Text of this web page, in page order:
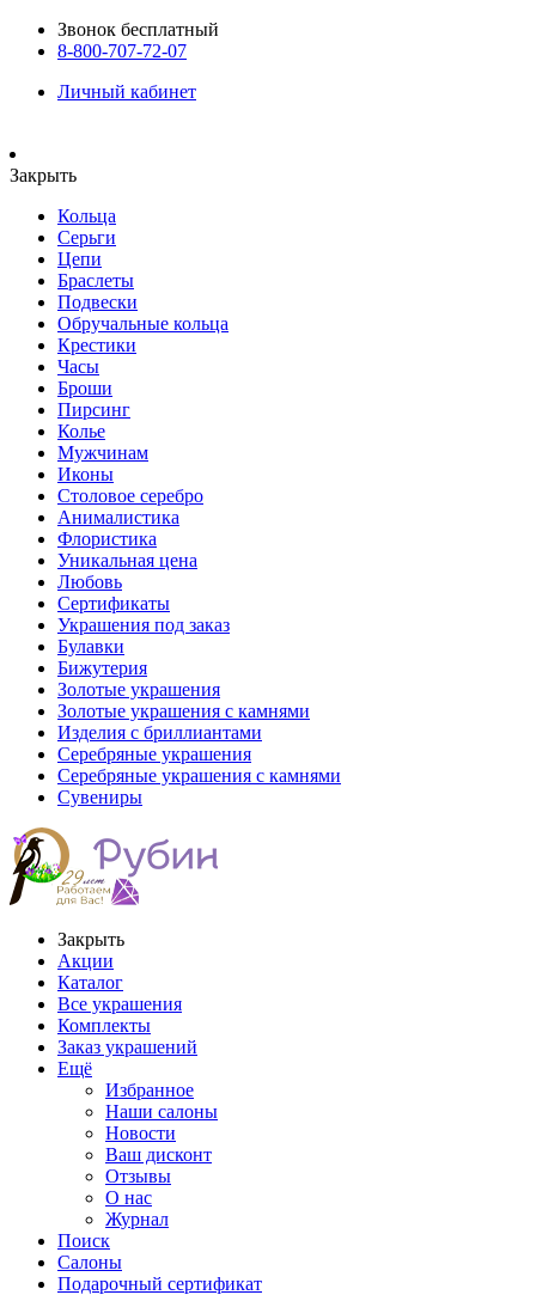
Звонок бесплатный
8-800-707-72-07
Личный кабинет
Закрыть
Кольца
Серьги
Цепи
Браслеты
Подвески
Обручальные кольца
Крестики
Часы
Броши
Пирсинг
Колье
Мужчинам
Иконы
Столовое серебро
Анималистика
Флористика
Уникальная цена
Любовь
Сертификаты
Украшения под заказ
Булавки
Бижутерия
Золотые украшения
Золотые украшения с камнями
Изделия с бриллиантами
Серебряные украшения
Серебряные украшения с камнями
Сувениры
Закрыть
Акции
Каталог
Все украшения
Комплекты
Заказ украшений
Ещё
Избранное
Наши салоны
Новости
Ваш дисконт
Отзывы
О нас
Журнал
Поиск
Салоны
Подарочный сертификат